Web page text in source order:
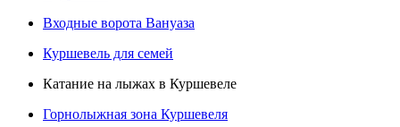
Входные ворота Вануаза
Куршевель для семей
Катание на лыжах в Куршевеле
Горнолыжная зона Куршевеля